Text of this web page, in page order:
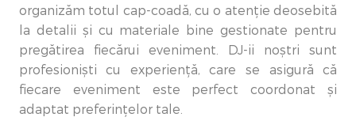
organizăm totul cap-coadă, cu o atenție deosebită
la detalii și cu materiale bine gestionate pentru
pregătirea fiecărui eveniment. DJ-ii noștri sunt
profesioniști cu experiență, care se asigură că
fiecare eveniment este perfect coordonat și
adaptat preferințelor tale.